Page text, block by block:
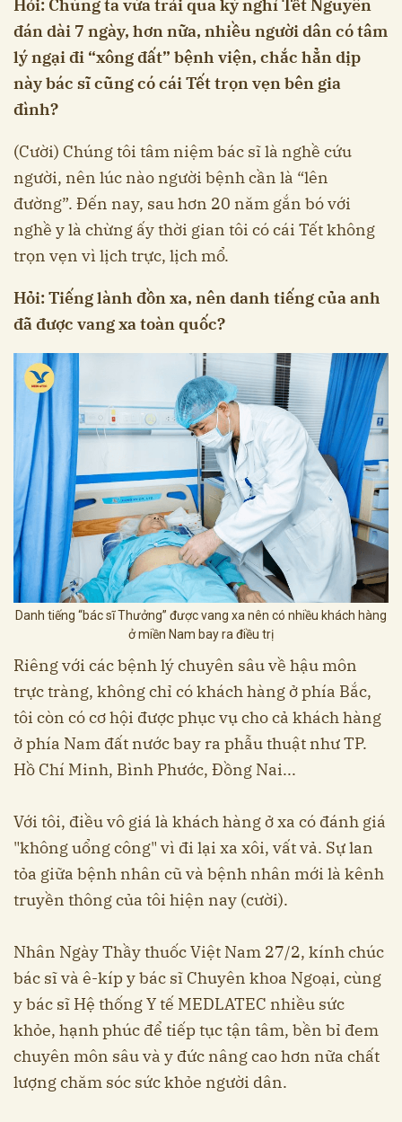
Hỏi: Chúng ta vừa trải qua kỳ nghỉ Tết Nguyên
đán dài 7 ngày, hơn nữa, nhiều người dân có tâm
lý ngại đi “xông đất” bệnh viện, chắc hẳn dịp
này bác sĩ cũng có cái Tết trọn vẹn bên gia
đình?
(Cười) Chúng tôi tâm niệm bác sĩ là nghề cứu
người, nên lúc nào người bệnh cần là “lên
đường”. Đến nay, sau hơn 20 năm gắn bó với
nghề y là chừng ấy thời gian tôi có cái Tết không
trọn vẹn vì lịch trực, lịch mổ.
Hỏi: Tiếng lành đồn xa, nên danh tiếng của anh
đã được vang xa toàn quốc?
Danh tiếng “bác sĩ Thưởng” được vang xa nên có nhiều khách hàng
ở miền Nam bay ra điều trị
Riêng với các bệnh lý chuyên sâu về hậu môn
trực tràng, không chỉ có khách hàng ở phía Bắc,
tôi còn có cơ hội được phục vụ cho cả khách hàng
ở phía Nam đất nước bay ra phẫu thuật như TP.
Hồ Chí Minh, Bình Phước, Đồng Nai...
Với tôi, điều vô giá là khách hàng ở xa có đánh giá
"không uổng công" vì đi lại xa xôi, vất vả. Sự lan
tỏa giữa bệnh nhân cũ và bệnh nhân mới là kênh
truyền thông của tôi hiện nay (cười).
Nhân Ngày Thầy thuốc Việt Nam 27/2, kính chúc
bác sĩ và ê-kíp y bác sĩ Chuyên khoa Ngoại, cùng
y bác sĩ Hệ thống Y tế MEDLATEC nhiều sức
khỏe, hạnh phúc để tiếp tục tận tâm, bền bỉ đem
chuyên môn sâu và y đức nâng cao hơn nữa chất
lượng chăm sóc sức khỏe người dân.